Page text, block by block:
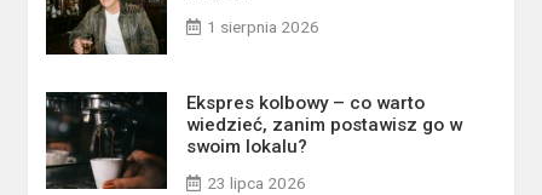
1 sierpnia 2026
Ekspres kolbowy – co warto
wiedzieć, zanim postawisz go w
swoim lokalu?
23 lipca 2026